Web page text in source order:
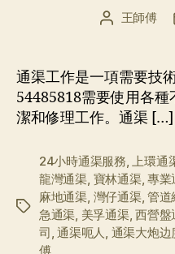
文
者
王師傅
通渠工作是一項需要技
54485818需要使用各
潔和修理工作。通渠 […]
标
24小時通渠服務,上環通
龍灣通渠, 寶林通渠, 專業
麻地通渠, 灣仔通渠, 管道
急通渠, 美孚通渠,西營盤
司,通渠呃人, 通渠大炮边
傅